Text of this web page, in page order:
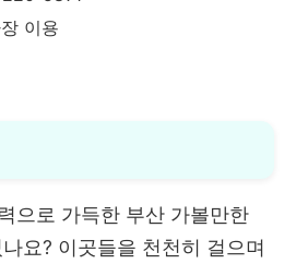
이용
으로 가득한 부산 가볼만한
요? 이곳들을 천천히 걸으며